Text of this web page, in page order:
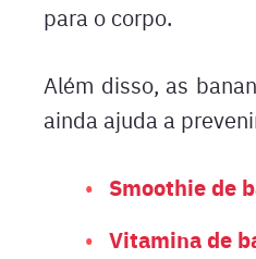
para o corpo.
Além disso, as
ainda ajuda a
Smoothie de
Vitamina de